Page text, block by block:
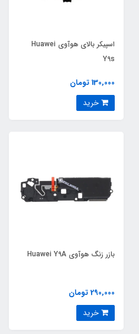
اسپیکر بالای هوآوی Huawei
Y9s
130,000 تومان
بازر زنگ هوآوی Huawei Y9A
290,000 تومان